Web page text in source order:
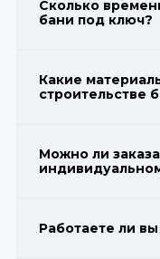
Сколько
бани под ключ?
Какие
строительстве
Можно ли
Работаете ли